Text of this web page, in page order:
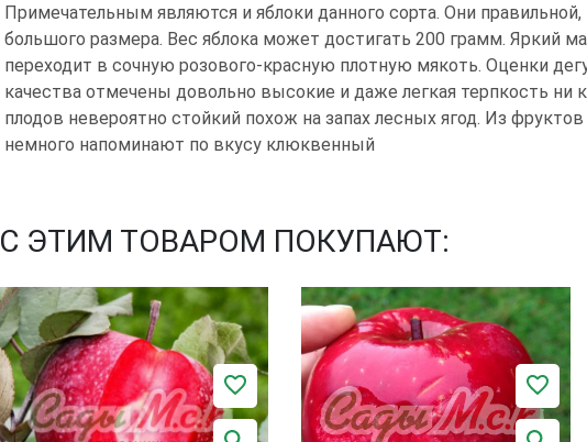
Примечательным являются и яблоки данного сорта. Они
большого размера. Вес яблока может достигать 200 грамм. Яркий
переходит в сочную розового-красную плотную мякоть. Оценки
качества отмечены довольно высокие и даже легкая терпкость ни
плодов невероятно стойкий похож на запах лесных ягод. Из
немного напоминают по вкусу клюквенный
С ЭТИМ ТОВАРОМ ПОКУПАЮТ: